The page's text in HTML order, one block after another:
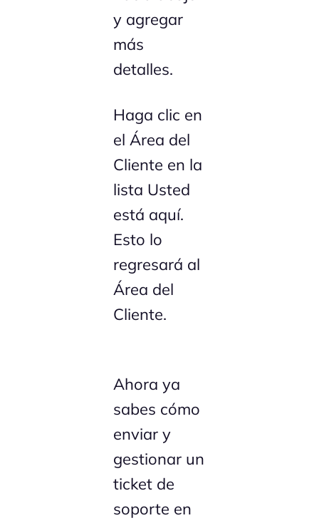
y agregar
más
detalles.
Haga clic en
el Área del
Cliente en la
lista Usted
está aquí.
Esto lo
regresará al
Área del
Cliente.
Ahora ya
sabes cómo
enviar y
gestionar un
ticket de
soporte en